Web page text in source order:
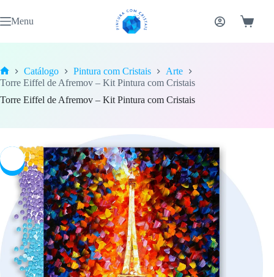
para
o
Menu Carrinho
Home
Catálogo Pintura com Cristais
Arte
Torre Eiffel de Afremov – Kit Pintura com Cristais
Torre Eiffel de Afremov – Kit Pintura com Cristais